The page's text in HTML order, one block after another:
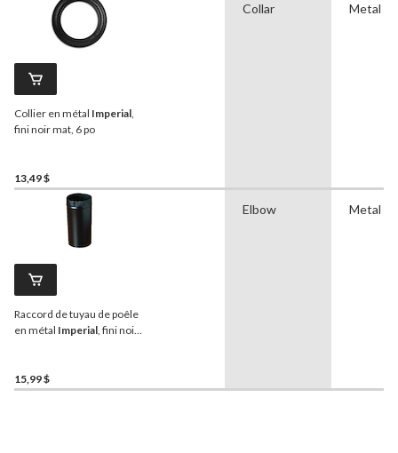
Collier en métal Imperial,
fini noir mat, 6 po
13,49 $
Collar Metal
Raccord de tuyau de poêle
en métal Imperial, fini noir
15,99 $
Elbow Metal